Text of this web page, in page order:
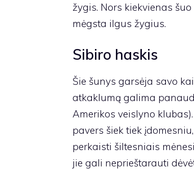
žygis. Nors kiekvienas
mėgsta ilgus žygius.
Sibiro haskis
Šie šunys garsėja savo
atkaklumą galima
Amerikos veislyno klubas
pavers šiek tiek
perkaisti šiltesniais
jie gali neprieštarauti